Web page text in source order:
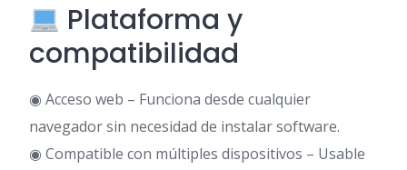
Plataforma y
compatibilidad
◉ Acceso web – Funciona desde cualquier
navegador sin necesidad de instalar software.
◉ Compatible con múltiples dispositivos – Usable